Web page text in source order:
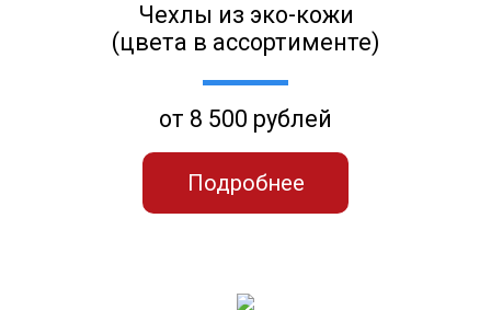
Чехлы из эко-кожи
(цвета в ассортименте)
от 8 500 рублей
Подробнее